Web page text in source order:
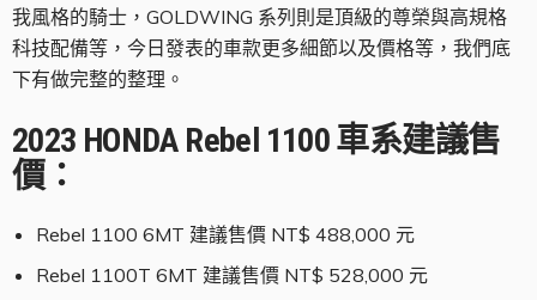
我風格的騎士，GOLDWING 系列則是頂級的尊榮與高規格
科技配備等，今日發表的車款更多細節以及價格等，我們底
下有做完整的整理。
2023 HONDA Rebel 1100 車系建議售
價：
Rebel 1100 6MT 建議售價 NT$ 488,000 元
Rebel 1100T 6MT 建議售價 NT$ 528,000 元